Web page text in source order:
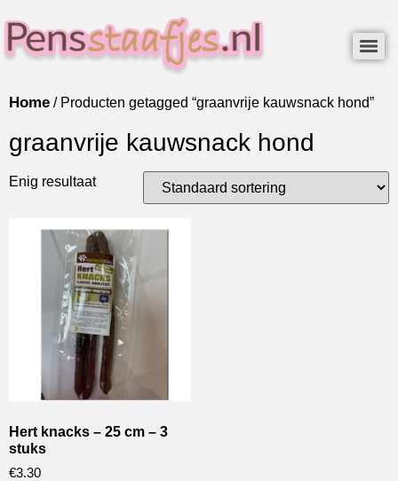
Home / Producten getagged “graanvrije kauwsnack hond”
graanvrije kauwsnack hond
Enig resultaat
Hert knacks – 25 cm – 3
stuks
€3.30